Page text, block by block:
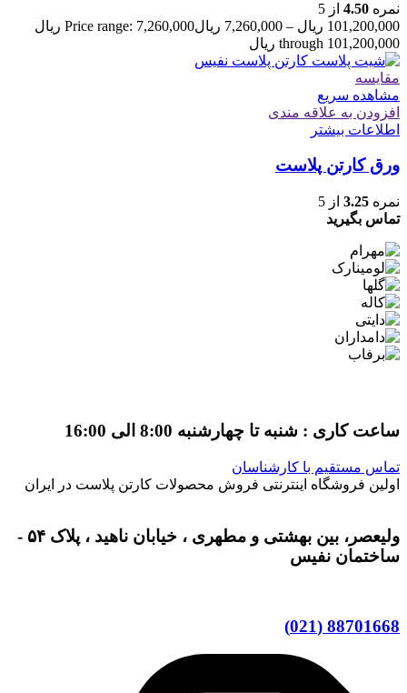
نمره 4.50 از 5
101,200,000 ریال –
7,260,000 ریال
Price range: 7,260,000 ریال
through 101,200,000 ریال
مقایسه
مشاهده سریع
افزودن به علاقه مندی
اطلاعات بیشتر
ورق کارتن پلاست
نمره 3.25 از 5
تماس بگیرید
ساعت کاری : شنبه تا چهارشنبه 8:00 الی 16:00
تماس مستقیم با کارشناسان
اولین فروشگاه اینترنتی فروش محصولات کارتن پلاست در ایران
ولیعصر، بین بهشتی و مطهری ، خیابان ناهید ، پلاک ۵۴ -
ساختمان نفیس
88701668 (021)